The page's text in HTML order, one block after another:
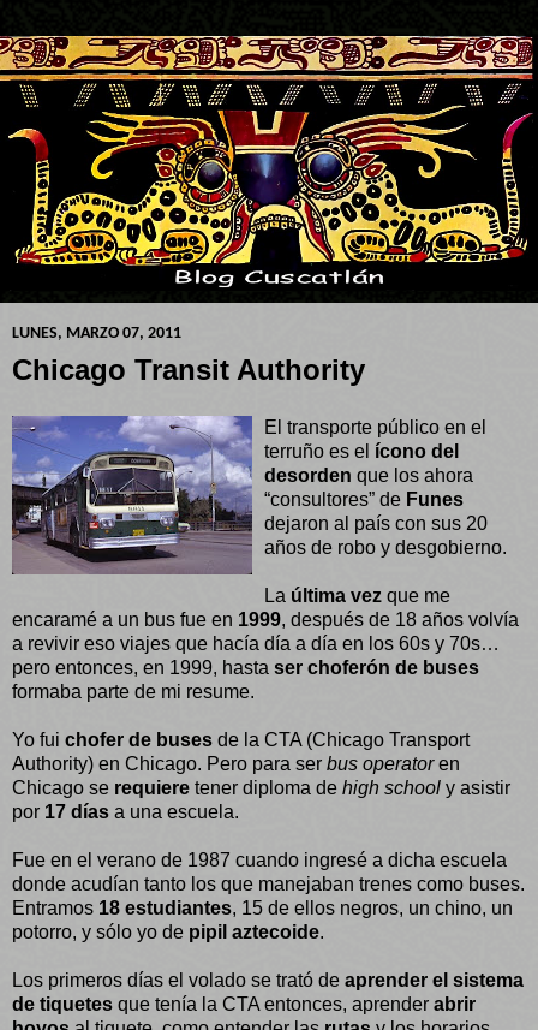
LUNES, MARZO 07, 2011
Chicago Transit Authority
El transporte público en el
terruño es el ícono del
desorden que los ahora
“consultores” de Funes
dejaron al país con sus 20
años de robo y desgobierno.
La última vez que me
encaramé a un bus fue en 1999, después de 18 años volvía
a revivir eso viajes que hacía día a día en los 60s y 70s…
pero entonces, en 1999, hasta ser choferón de buses
formaba parte de mi resume.
Yo fui chofer de buses de la CTA (Chicago Transport
Authority) en Chicago. Pero para ser bus operatoren
Chicago se requiere tener diploma de high school y asistir
por 17 días a una escuela.
Fue en el verano de 1987 cuando ingresé a dicha escuela
donde acudían tanto los que manejaban trenes como buses.
Entramos 18 estudiantes, 15 de ellos negros, un chino, un
potorro, y sólo yo de pipil aztecoide.
Los primeros días el volado se trató de aprender el sistema
de tiquetes que tenía la CTA entonces, aprender abrir